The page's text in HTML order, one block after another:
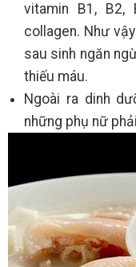
vitamin B1, B2,
collagen. Như
sau sinh ngăn
thiếu máu.
Ngoài ra dinh
những phụ nữ phải